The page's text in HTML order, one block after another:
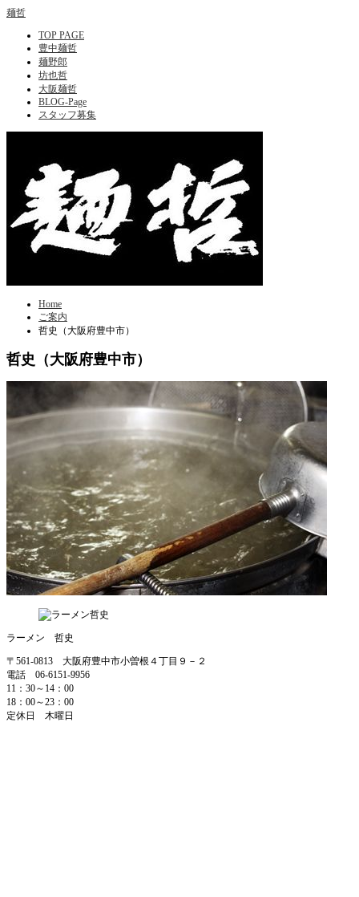
麺哲
TOP PAGE
豊中麺哲
麺野郎
坊也哲
大阪麺哲
BLOG-Page
スタッフ募集
Home
ご案内
哲史（大阪府豊中市）
哲史（大阪府豊中市）
ラーメン 哲史
〒561-0813 大阪府豊中市小曽根４丁目９－２
電話 06-6151-9956
11：30～14：00
18：00～23：00
定休日 木曜日